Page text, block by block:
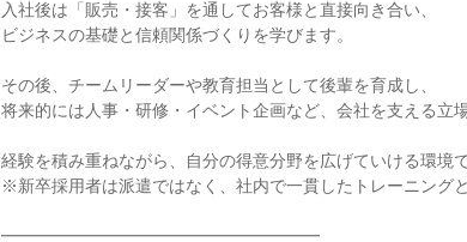
入社後は「販売・接客」を通してお客様と直接向き合い、
ビジネスの基礎と信頼関係づくりを学びます。
その後、チームリーダーや教育担当として後輩を育成し、
将来的には人事・研修・イベント企画など、会社を支える立場
経験を積み重ねながら、自分の得意分野を広げていける環境で
※新卒採用者は派遣ではなく、社内で一貫したトレーニング
━━━━━━━━━━━━━━━━━━━